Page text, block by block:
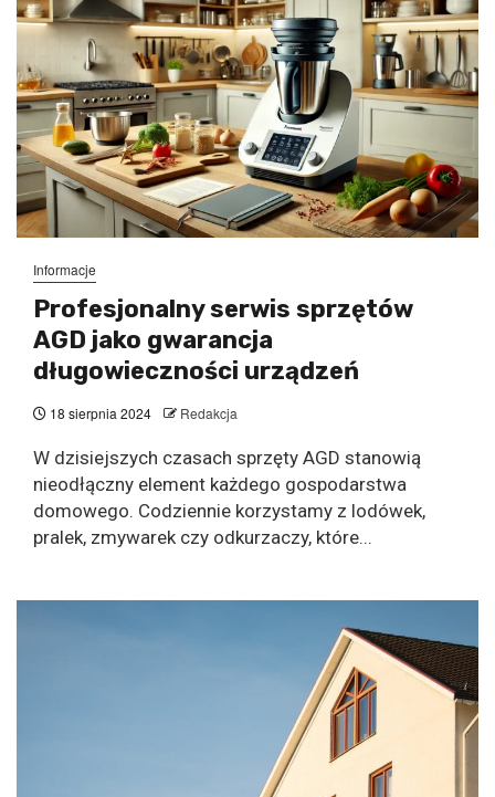
Informacje
Profesjonalny serwis sprzętów
AGD jako gwarancja
długowieczności urządzeń
18 sierpnia 2024 Redakcja
W dzisiejszych czasach sprzęty AGD stanowią
nieodłączny element każdego gospodarstwa
domowego. Codziennie korzystamy z lodówek,
pralek, zmywarek czy odkurzaczy, które...